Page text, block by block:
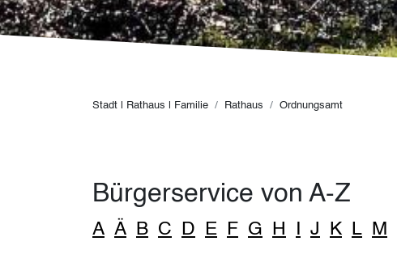
Pfadnavigation
Stadt | Rathaus | Familie Rathaus Ordnungsamt
Bürgerservice von A-Z
A Ä B C D E F G H J K L M